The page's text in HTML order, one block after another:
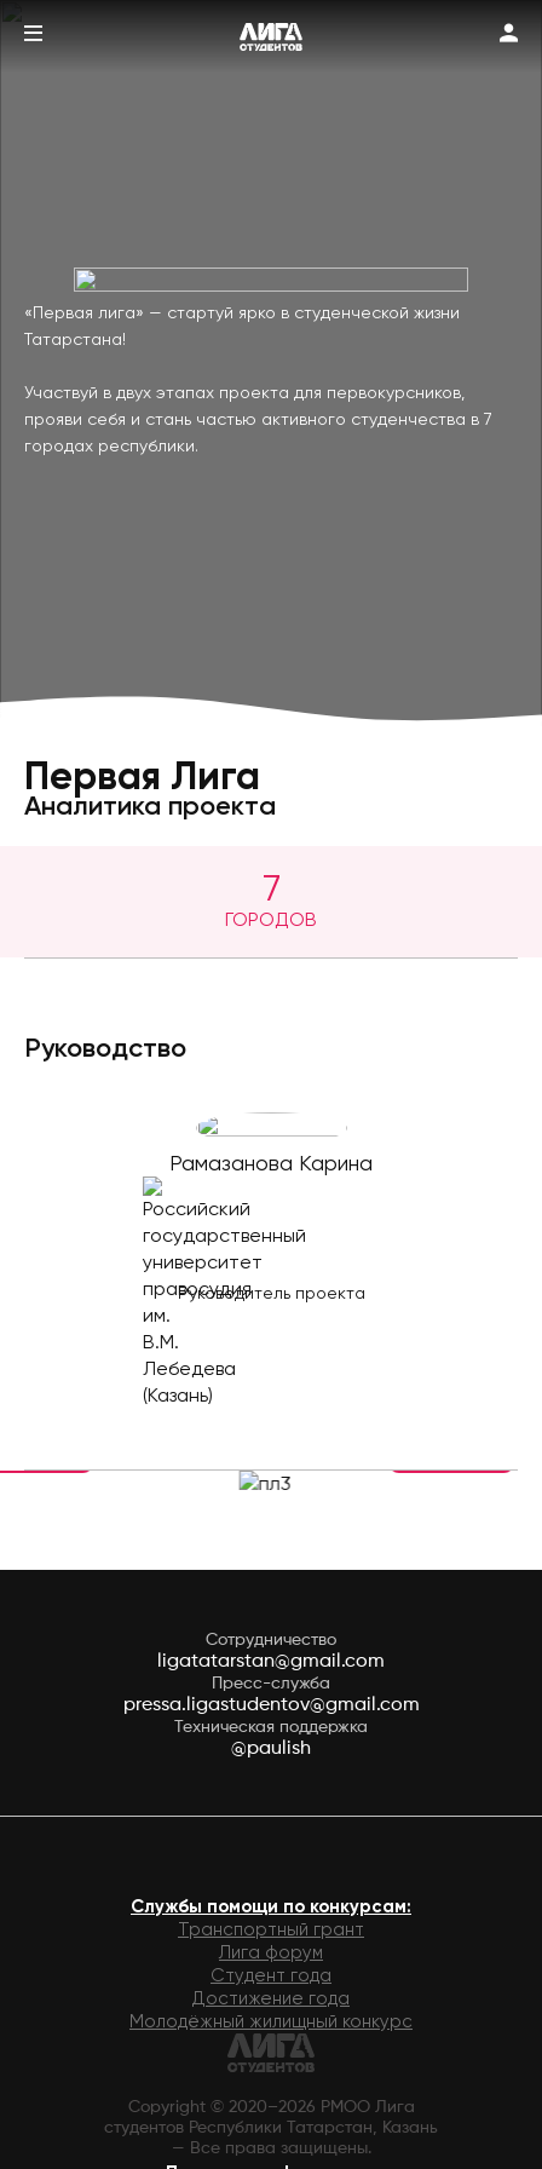
«Первая лига» — стартуй ярко в студенческой жизни
Татарстана!
Участвуй в двух этапах проекта для первокурсников,
прояви себя и стань частью активного студенчества в 7
городах республики.
Первая Лига
Аналитика проекта
7
ГОРОДОВ
Руководство
Рамазанова Карина
Руководитель проекта
Сотрудничество
ligatatarstan@gmail.com
Пресс-служба
pressa.ligastudentov@gmail.com
Техническая поддержка
@paulish
Службы помощи по конкурсам:
Транспортный грант
Лига форум
Студент года
Достижение года
Молодёжный жилищный конкурс
Copyright © 2020–2026 РМОО Лига
студентов Республики Татарстан, Казань
— Все права защищены.